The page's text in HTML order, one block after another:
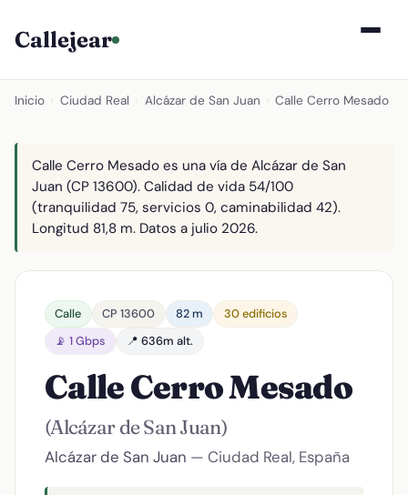
Callejear
Inicio Ciudad Real Alcázar de San Juan Calle Cerro Mesado
Calle Cerro Mesado es una vía de Alcázar de San
Juan (CP 13600). Calidad de vida 54/100
(tranquilidad 75, servicios 0, caminabilidad 42).
Longitud 81,8 m. Datos a julio 2026.
Calle CP 13600 82 m
30 edificios
📡 1 Gbps
📍 636m alt.
Calle Cerro Mesado
(Alcázar de San Juan)
Alcázar de San Juan — Ciudad Real, España